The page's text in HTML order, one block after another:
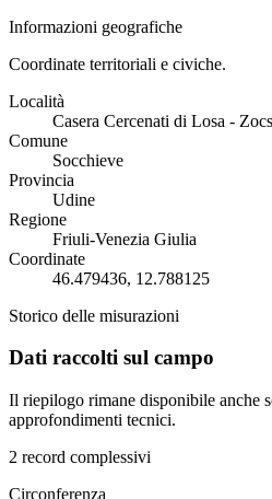
Informazioni geografiche
Coordinate territoriali e civiche.
Località
Casera Cercenati di Losa - Zocs
Comune
Socchieve
Provincia
Udine
Regione
Friuli-Venezia Giulia
Coordinate
46.479436, 12.788125
Storico delle misurazioni
Dati raccolti sul campo
Il riepilogo rimane disponibile anche
approfondimenti tecnici.
2 record complessivi
Circonferenza